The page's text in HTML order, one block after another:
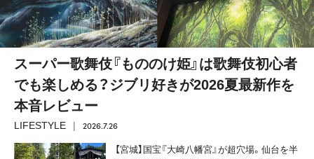
スーパー歌舞伎『もののけ姫』は歌舞伎初心者
でも楽しめる？ジブリ好きが2026夏最新作を
本音レビュー
LIFESTYLE 2026.7.26
【宮城】国宝『大崎八幡宮』が超穴場。仙台を半